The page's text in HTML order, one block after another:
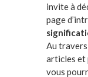
invite à
page
Au
articles et
vous